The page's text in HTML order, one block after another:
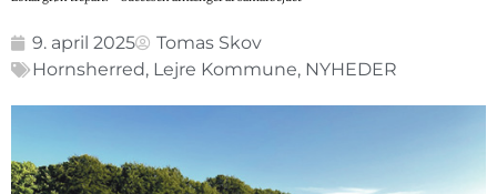
9. april 2025
Tomas Skov
Hornsherred, Lejre Kommune, NYHEDER